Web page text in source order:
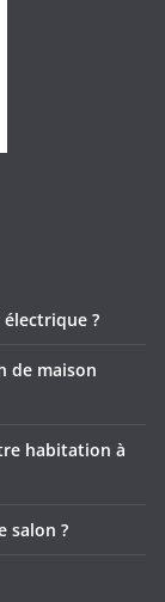
?
de maison
habitation à
salon ?